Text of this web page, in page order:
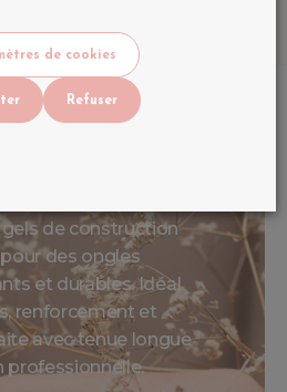
de construction
des ongles
et durables. Idéal
renforcement et
avec tenue longue
professionnelle.
de cookies
Refuser